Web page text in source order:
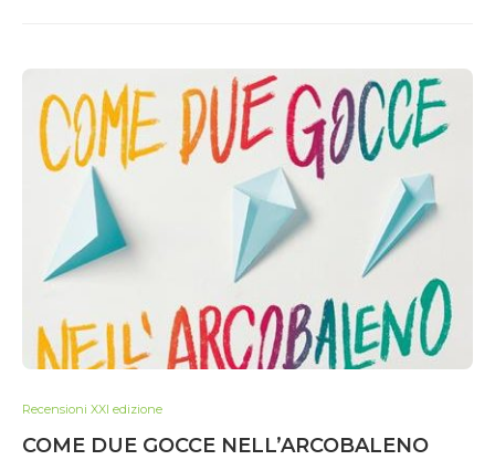
Recensioni XXI edizione
COME DUE GOCCE NELL’ARCOBALENO